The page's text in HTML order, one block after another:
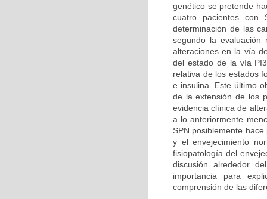
genético se pretende
cuatro pacientes con
determinación de las
segundo la evaluación
alteraciones en la vía
del estado de la vía
relativa de los estados
e insulina. Este último
de la extensión de los
evidencia clínica de
a lo anteriormente
SPN posiblemente
y el envejecimiento
fisiopatología del
discusión alrededor
importancia para
comprensión de las